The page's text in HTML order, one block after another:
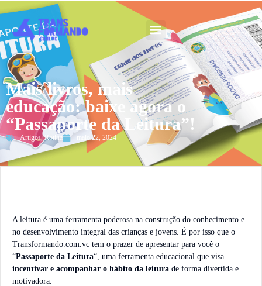
Mais livros, mais
educação: baixe agora o
“Passaporte da Leitura”!
Artigos,Rotina maio 22, 2024
A leitura é uma ferramenta poderosa na construção do conhecimento e
no desenvolvimento integral das crianças e jovens. É por isso que o
Transformando.com.vc tem o prazer de apresentar para você o
“Passaporte da Leitura“, uma ferramenta educacional que visa
incentivar e acompanhar o hábito da leitura de forma divertida e
motivadora.